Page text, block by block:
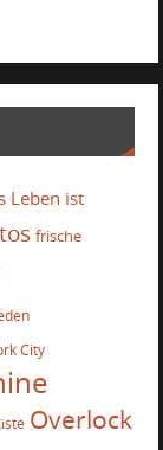
Leben ist
frische
City
Overlock